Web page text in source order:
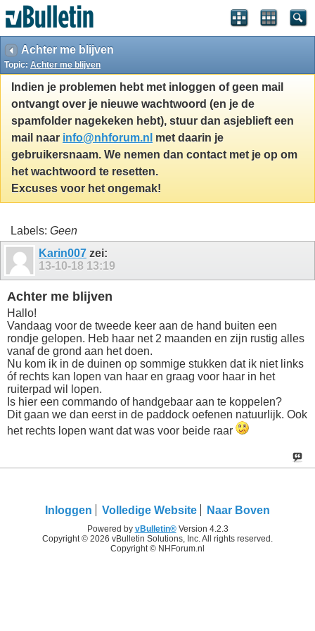
Achter me blijven
Topic: Achter me blijven
Indien je problemen hebt met inloggen of geen mail
ontvangt over je nieuwe wachtwoord (en je de
spamfolder nagekeken hebt), stuur dan asjeblieft een
mail naar info@nhforum.nl met daarin je
gebruikersnaam. We nemen dan contact met je op om
het wachtwoord te resetten.
Excuses voor het ongemak!
Labels: Geen
Karin007 zei:
13-10-18 13:19
Achter me blijven
Hallo!
Vandaag voor de tweede keer aan de hand buiten een
rondje gelopen. Heb haar net 2 maanden en zijn rustig alles
vanaf de grond aan het doen.
Nu kom ik in de duinen op sommige stukken dat ik niet links
óf rechts kan lopen van haar en graag voor haar in het
ruiterpad wil lopen.
Is hier een commando of handgebaar aan te koppelen?
Dit gaan we dan eerst in de paddock oefenen natuurlijk. Ook
het rechts lopen want dat was voor beide raar
Inloggen Volledige Website Naar Boven
Powered by vBulletin®Version 4.2.3
Copyright © 2026 vBulletin Solutions, Inc. All rights reserved.
Copyright © NHForum.nl